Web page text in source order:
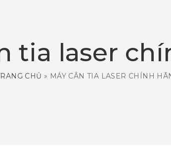
tia laser
CHỦ » MÁY CÂN TIA LASER CHÍNH